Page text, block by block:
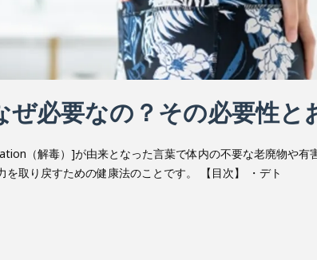
ぜ必要なの？その必要性と
（解毒）]が由来となった言葉で体内の不要な老廃物や有
を取り戻すための健康法のことです。 【目次】 ・デト